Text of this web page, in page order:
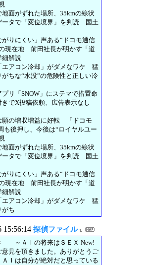
面がずれた場所、35kmの線状
タで「変位境界」を判読 国土
がりにくい」声ある“ドコモ通信
現在地 前田社長が明かす「道
細解説
エアコン冷却」がダメなワケ 猛
ちな“水没”の危険性と正しい冷
リ「SNOW」にステマで措置命
でX投稿依頼、広告表示なし
願の増収増益に好転 「ドコモ
も後押し、今後は“ロイヤルユー
面がずれた場所、35kmの線状
タで「変位境界」を判読 国土
がりにくい」声ある“ドコモ通信
現在地 前田社長が明かす「道
細解説
エアコン冷却」がダメなワケ 猛
がち
15:56:14 探偵ファイル
～ＡＩの将来はＳＥＸ New!
意見を頂きました。ありがとうご
ＡＩは自分が絶対だと思っている